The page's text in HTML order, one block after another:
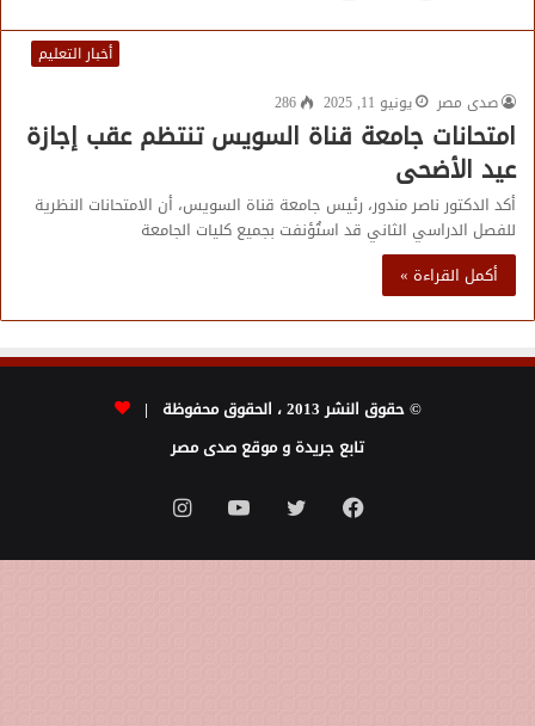
أخبار التعليم
صدى مصر
يونيو 11, 2025 286
امتحانات جامعة قناة السويس تنتظم عقب إجازة
عيد الأضحى
أكد الدكتور ناصر مندور، رئيس جامعة قناة السويس، أن الامتحانات النظرية
للفصل الدراسي الثاني قد استُؤنفت بجميع كليات الجامعة
أكمل القراءة »
© حقوق النشر 2013 ، الحقوق محفوظة |
تابع جريدة و موقع صدى مصر
فيسبوك تويتر يوتيوبانستقرام